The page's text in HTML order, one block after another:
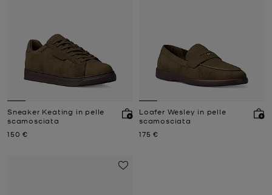
Sneaker Keating in pelle
scamosciata
Prezzo attuale
150 €
Loafer Wesley in pelle
scamosciata
Prezzo attuale
175 €